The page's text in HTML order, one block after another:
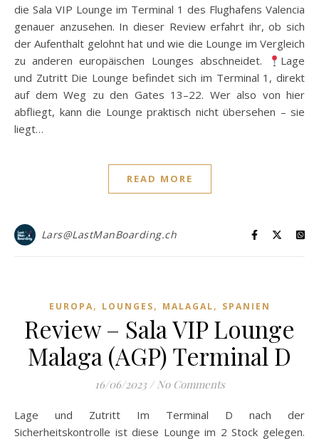
die Sala VIP Lounge im Terminal 1 des Flughafens Valencia
genauer anzusehen. In dieser Review erfahrt ihr, ob sich
der Aufenthalt gelohnt hat und wie die Lounge im Vergleich
zu anderen europäischen Lounges abschneidet.
Lage
und Zutritt Die Lounge befindet sich im Terminal 1, direkt
auf dem Weg zu den Gates 13–22. Wer also von hier
abfliegt, kann die Lounge praktisch nicht übersehen – sie
liegt…
READ MORE
Lars@LastManBoarding.ch
EUROPA, LOUNGES, MALAGAL, SPANIEN
Review – Sala VIP Lounge
Malaga (AGP) Terminal D
16/06/2023 / No Comments
Lage und Zutritt Im Terminal D nach der
Sicherheitskontrolle ist diese Lounge im 2 Stock gelegen.